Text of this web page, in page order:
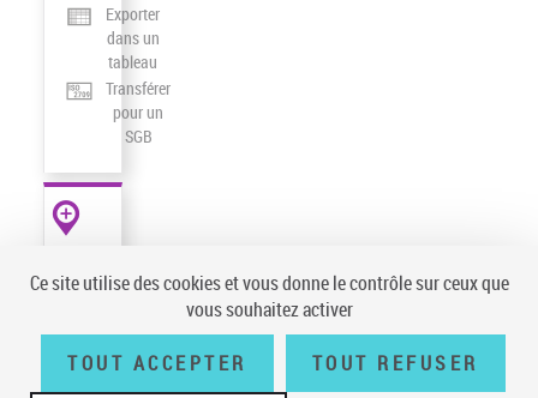
Exporter
dans un
tableau
Transférer
pour un
SGB
data.bnf.fr
Ce site utilise des cookies et vous donne le contrôle sur ceux que
vous souhaitez activer
TOUT ACCEPTER TOUT REFUSER